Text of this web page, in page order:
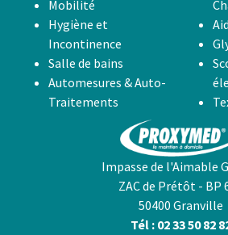
Mobilité
Hygiène et
Incontinence
Salle de bains
Automesures & Auto-
Traitements
Impasse de l'Aimable
ZAC de Prétôt - BP
50400 Granville
Tél : 02 33 50 82